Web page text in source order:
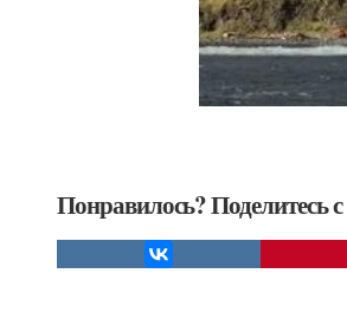
Понравилось? Поделитесь